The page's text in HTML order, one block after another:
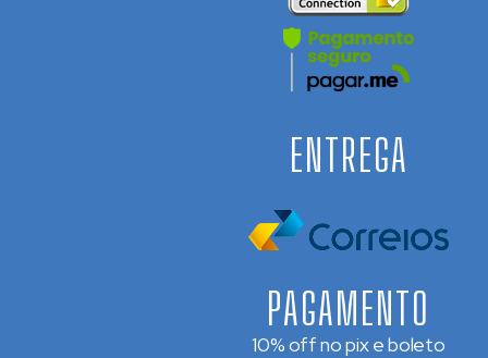
PAGAMENTO
10% off no pix e boleto
ENTREGA